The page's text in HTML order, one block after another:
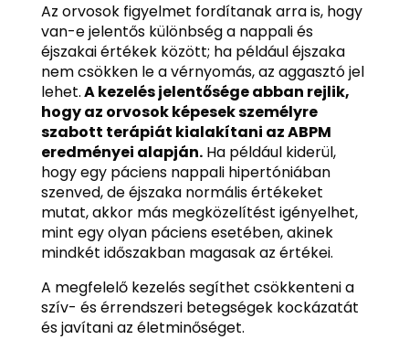
Az orvosok figyelmet fordítanak arra is, hogy
van-e jelentős különbség a nappali és
éjszakai értékek között; ha például éjszaka
nem csökken le a vérnyomás, az aggasztó jel
lehet.A kezelés jelentősége abban rejlik,
hogy az orvosok képesek személyre
szabott terápiát kialakítani az ABPM
eredményei alapján.Ha például kiderül,
hogy egy páciens nappali hipertóniában
szenved, de éjszaka normális értékeket
mutat, akkor más megközelítést igényelhet,
mint egy olyan páciens esetében, akinek
mindkét időszakban magasak az értékei.
A megfelelő kezelés segíthet csökkenteni a
szív- és érrendszeri betegségek kockázatát
és javítani az életminőséget.